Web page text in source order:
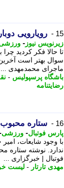
15 - رویارویی
زیرنویس نیوز -
تا حالا فکر کردید
سوال بهتر است
ماجرای محمدمهدی ...
باشگاه پرسپولیس -
رضایتنامه
16 - ستاره محبوب
پارس فوتبال- ورزشی
ندارد. نوشته ستاره
فوتبال | خبرگزاری ...
مهدی تارتار - لیست